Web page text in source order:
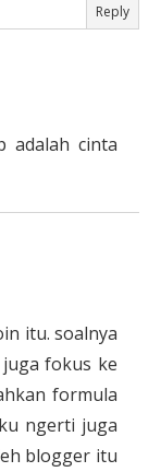
Reply
adalah cinta
itu. soalnya
fokus ke
formula
ngerti juga
blogger itu